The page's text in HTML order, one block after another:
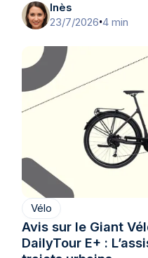
Inès
23/7/2026•4 min
Vélo
Avis sur le Giant
DailyTour E+ :